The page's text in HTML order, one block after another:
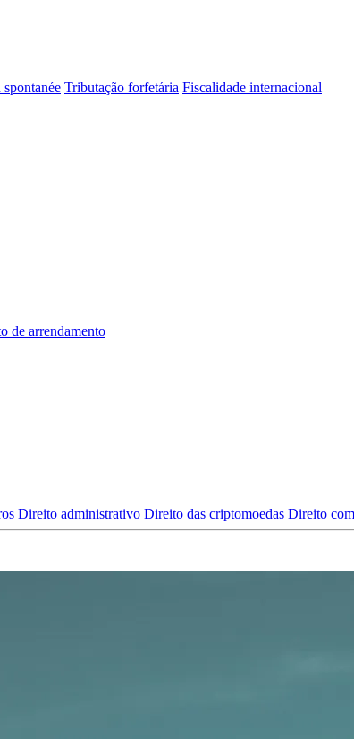
Tributação forfetária Fiscalidade internacional
de arrendamento
Direito administrativo Direito das criptomoedas Direito